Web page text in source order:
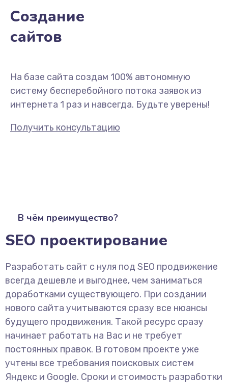
Создание
сайтов
На базе сайта создам 100% автономную
систему бесперебойного потока заявок из
интернета 1 раз и навсегда. Будьте уверены!
Получить консультацию
В чём преимущество?
SEO проектирование
Разработать сайт с нуля под SEO продвижение
всегда дешевле и выгоднее, чем заниматься
доработками существующего. При создании
нового сайта учитываются сразу все нюансы
будущего продвижения. Такой ресурс сразу
начинает работать на Вас и не требует
постоянных правок. В готовом проекте уже
учтены все требования поисковых систем
Яндекс и Google. Сроки и стоимость разработки